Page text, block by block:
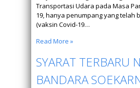
Transportasi Udara pada Masa
19, hanya penumpang yang telah
(vaksin Covid-19…
Read More »
SYARAT TERBARU
BANDARA